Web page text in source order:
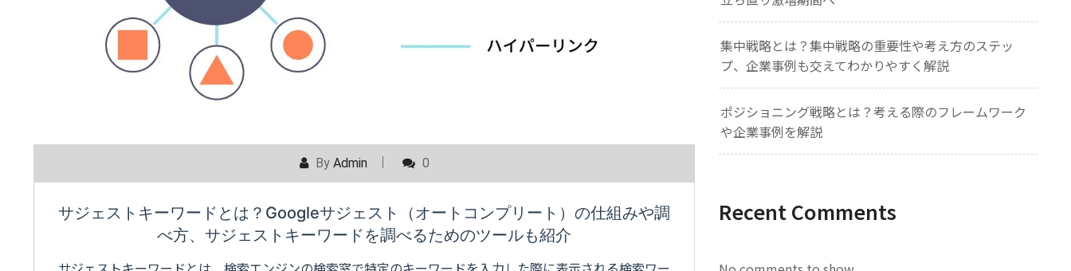
By Admin 0
サジェストキーワードとは？Googleサジェスト（オートコンプリート）の仕組みや調
べ方、サジェストキーワードを調べるためのツールも紹介
集中戦略とは？集中戦略の重要性や考え方のステッ
プ、企業事例も交えてわかりやすく解説
ポジショニング戦略とは？考える際のフレームワーク
や企業事例を解説
Recent Comments